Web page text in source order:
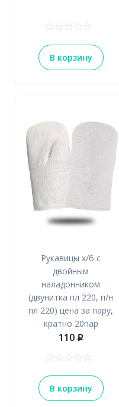
В корзину
Рукавицы х/б с
двойным
наладонником
(двунитка пл 220, п/н
пл 220) цена за пару,
кратно 20пар
110 p
В корзину